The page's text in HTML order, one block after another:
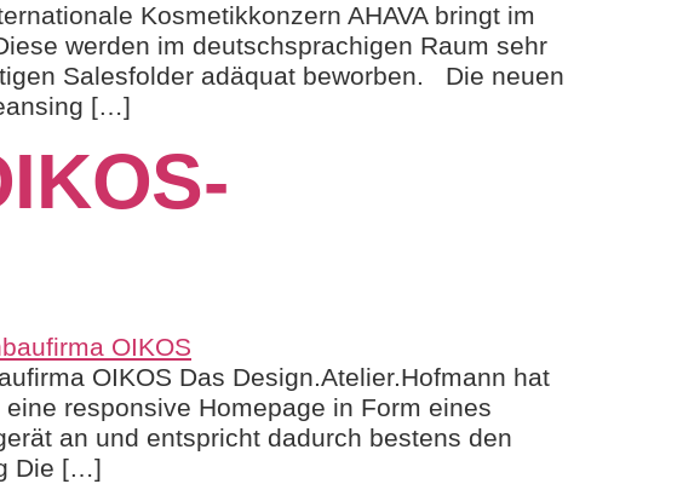
Kosmetikkonzern AHAVA bringt im
werden im deutschsprachigen Raum sehr
Salesfolder adäquat beworben. Die neuen
[…]
OIKOS Das Design.Atelier.Hofmann hat
responsive Homepage in Form eines
an und entspricht dadurch bestens den
Die […]